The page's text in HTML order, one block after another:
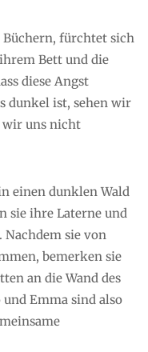
Büchern, fürchtet sich
Bett und die
diese Angst
dunkel ist, sehen wir
wir uns nicht
einen dunklen Wald
sie ihre Laterne und
Nachdem sie von
bemerken sie
an die Wand des
Emma sind also